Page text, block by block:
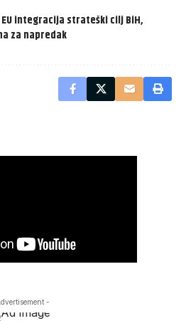
integracija strateški cilj BiH,
za napredak
-